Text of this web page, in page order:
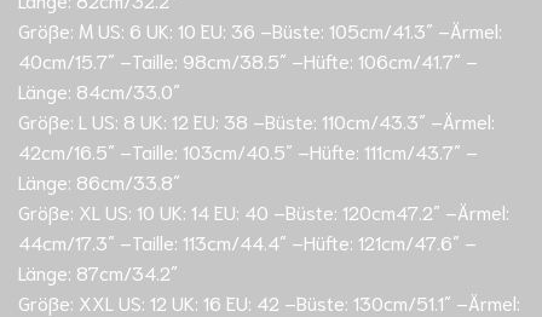
Größe: M US: 6 UK: 10 EU: 36 –Büste: 105cm/41.3″ –Ärmel:
40cm/15.7″ –Taille: 98cm/38.5″ –Hüfte: 106cm/41.7″ –
Länge: 84cm/33.0″
Größe: L US: 8 UK: 12 EU: 38 –Büste: 110cm/43.3″ –Ärmel:
42cm/16.5″ –Taille: 103cm/40.5″ –Hüfte: 111cm/43.7″ –
Länge: 86cm/33.8″
Größe: XL US: 10 UK: 14 EU: 40 –Büste: 120cm47.2″ –Ärmel:
44cm/17.3″ –Taille: 113cm/44.4″ –Hüfte: 121cm/47.6″ –
Länge: 87cm/34.2″
Größe: XXL US: 12 UK: 16 EU: 42 –Büste: 130cm/51.1″ –Ärmel: